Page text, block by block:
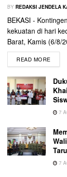
BY REDAKSI JENDELA
BEKASI -
kekuatan di hari
Barat, Kamis (6/8/
READ MORE
7
7